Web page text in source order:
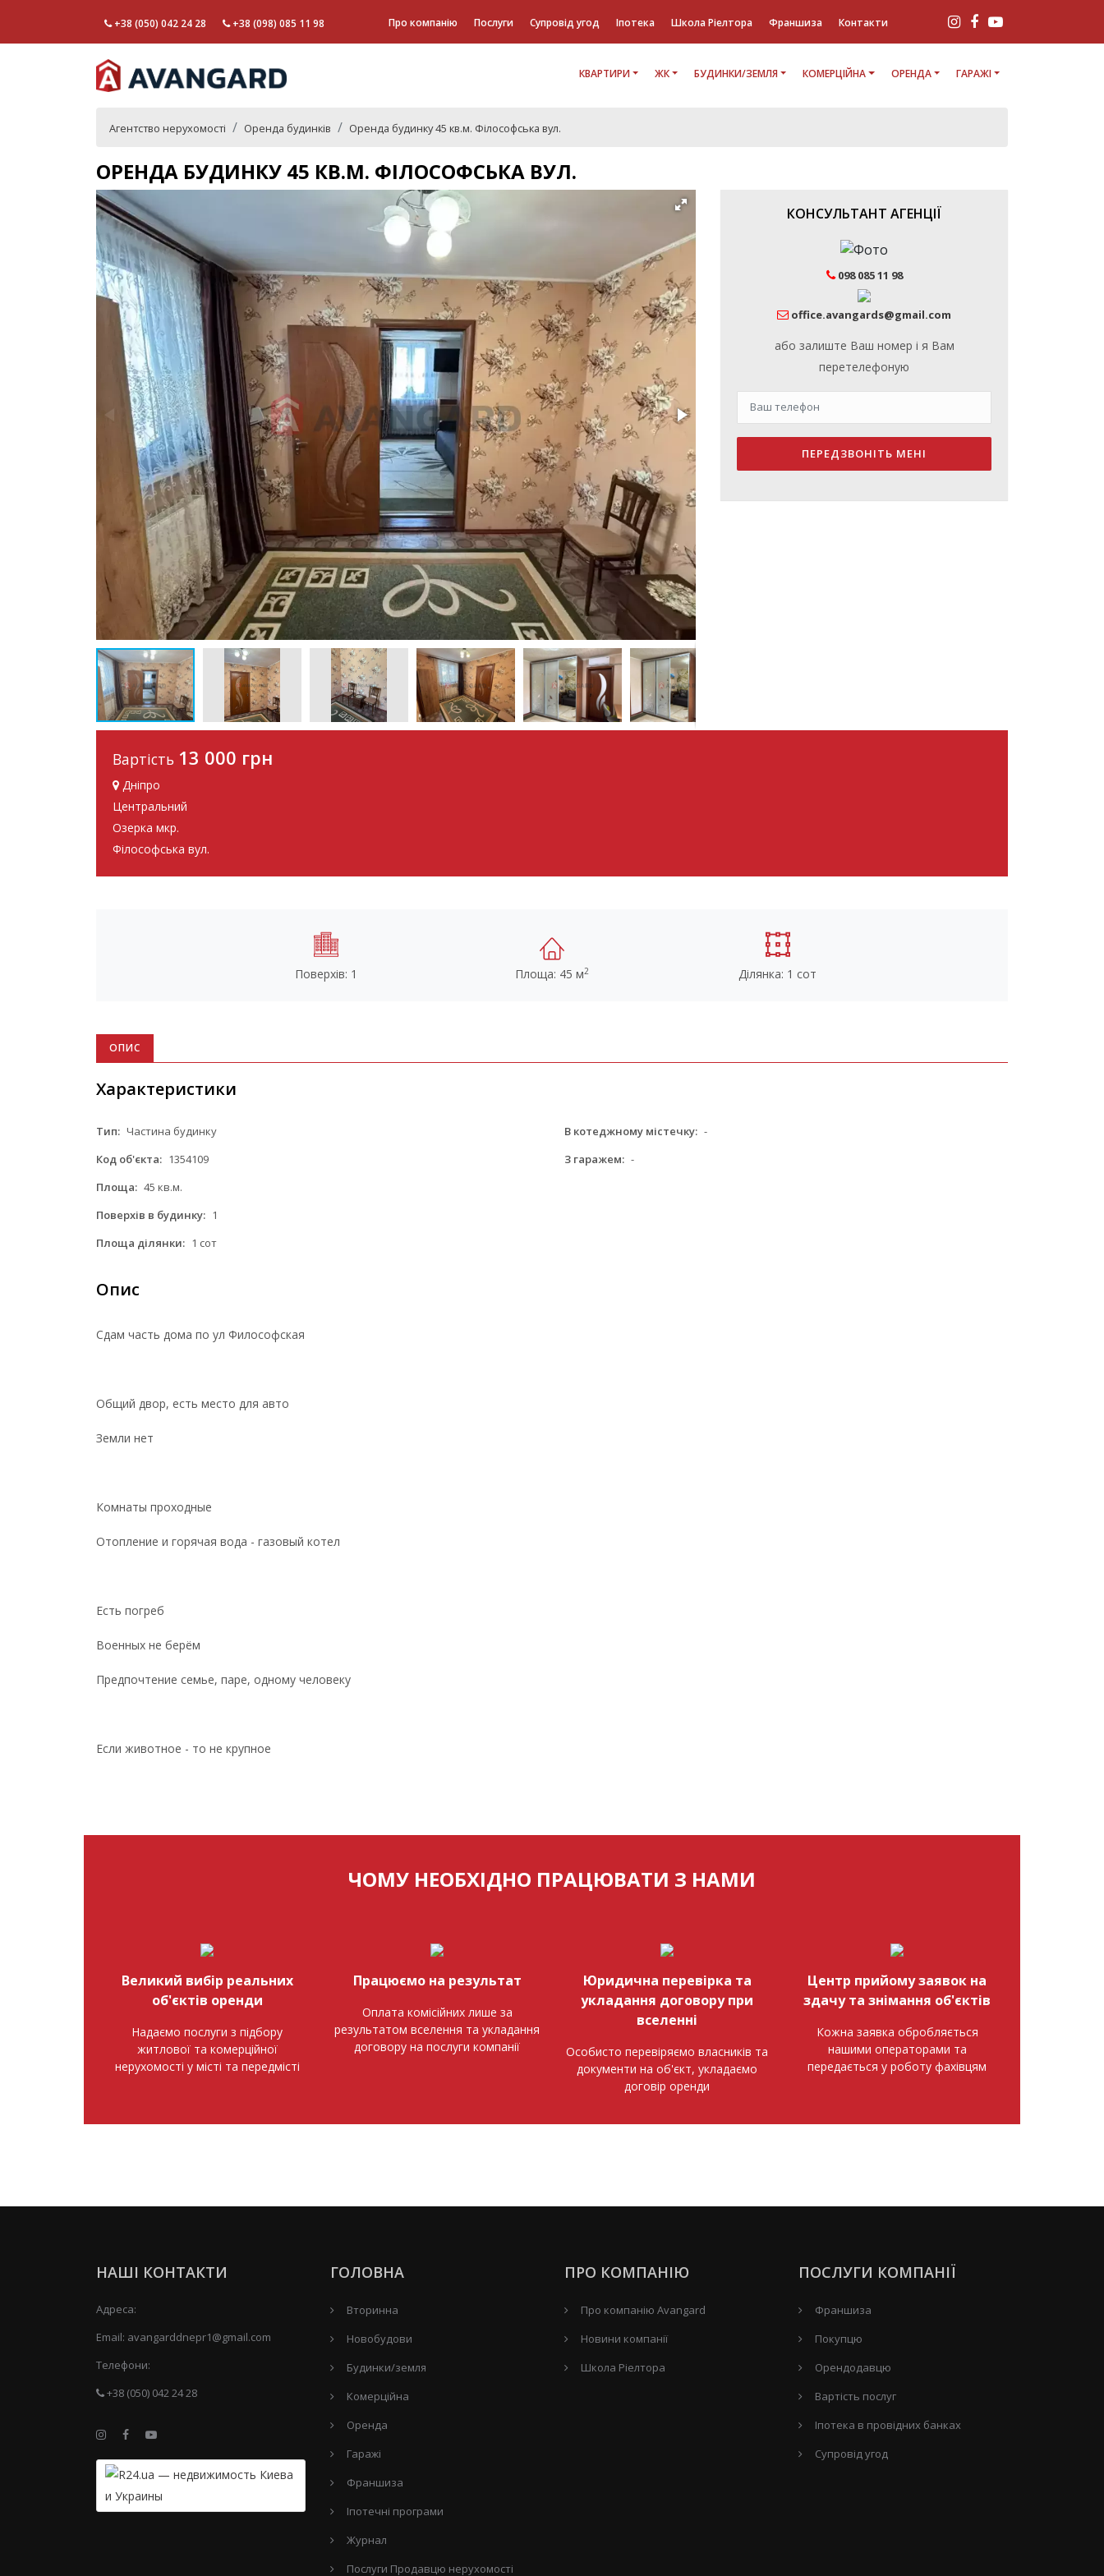
+38 (050) 042 24 28 +38 (098) 085 11 98 Про компанію Послуги Супровід угод Іпотека Школа Ріелтора Франшиза Контакти
КВАРТИРИ ЖК БУДИНКИ/ЗЕМЛЯ КОМЕРЦІЙНА ОРЕНДА ГАРАЖІ
Агентство нерухомості Оренда будинків Оренда будинку 45 кв.м. Філософська вул.
ОРЕНДА БУДИНКУ 45 КВ.М. ФІЛОСОФСЬКА ВУЛ.
КОНСУЛЬТАНТ АГЕНЦІЇ
098 085 11 98
office.avangards@gmail.com
або залиште Ваш номер і я Вам
перетелефоную
ПЕРЕДЗВОНІТЬ МЕНІ
Вартість 13 000 грн
Дніпро
Центральний
Озерка мкр.
Філософська вул.
Поверхів: 1 Площа: 45 м2 Ділянка: 1 сот
ОПИС
Характеристики
Тип: Частина будинку
Код об'єкта: 1354109
Площа: 45 кв.м.
Поверхів в будинку: 1
Площа ділянки: 1 сот
В котеджному містечку: -
З гаражем: -
Опис
Сдам часть дома по ул Философская
Общий двор, есть место для авто
Земли нет
Комнаты проходные
Отопление и горячая вода - газовый котел
Есть погреб
Военных не берём
Предпочтение семье, паре, одному человеку
Если животное - то не крупное
ЧОМУ НЕОБХІДНО ПРАЦЮВАТИ З НАМИ
Великий вибір реальних
об'єктів оренди
Надаємо послуги з підбору
житлової та комерційної
нерухомості у місті та передмісті
Працюємо на результат
Оплата комісійних лише за
результатом вселення та укладання
договору на послуги компанії
Юридична перевірка та
укладання договору при
вселенні
Особисто перевіряємо власників та
документи на об'єкт, укладаємо
договір оренди
Центр прийому заявок на
здачу та знімання об'єктів
Кожна заявка обробляється
нашими операторами та
передається у роботу фахівцям
НАШІ КОНТАКТИ
Адреса:
Email: avangarddnepr1@gmail.com
Телефони:
+38 (050) 042 24 28
ГОЛОВНА
Вторинна
Новобудови
Будинки/земля
Комерційна
Оренда
Гаражі
Франшиза
Іпотечні програми
Журнал
Послуги Продавцю нерухомості
ПРО КОМПАНІЮ
Про компанію Avangard
Новини компанії
Школа Ріелтора
ПОСЛУГИ КОМПАНІЇ
Франшиза
Покупцю
Орендодавцю
Вартість послуг
Іпотека в провідних банках
Супровід угод